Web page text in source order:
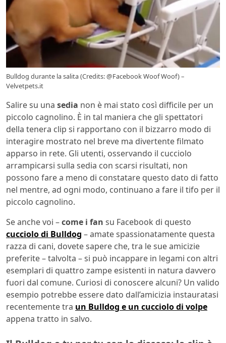
Bulldog durante la salita (Credits: @Facebook Woof Woof) –
Velvetpets.it
Salire su una sedia non è mai stato così difficile per un
piccolo cagnolino. È in tal maniera che gli spettatori
della tenera clip si rapportano con il bizzarro modo di
interagire mostrato nel breve ma divertente filmato
apparso in rete. Gli utenti, osservando il cucciolo
arrampicarsi sulla sedia con scarsi risultati, non
possono fare a meno di constatare questo dato di fatto
nel mentre, ad ogni modo, continuano a fare il tifo per il
piccolo cagnolino.
Se anche voi –come i fan su Facebook di questo
cucciolo di Bulldog – amate spassionatamente questa
razza di cani, dovete sapere che, tra le sue amicizie
preferite – talvolta – si può incappare in legami con altri
esemplari di quattro zampe esistenti in natura davvero
fuori dal comune. Curiosi di conoscere alcuni? Un valido
esempio potrebbe essere dato dall’amicizia instauratasi
recentemente tra un Bulldog e un cucciolo di volpe
appena tratto in salvo.